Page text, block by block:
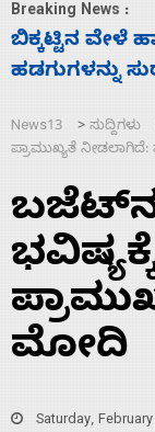
Breaking News :
ನಾಗೇಂದ್ರ
ಬಿಡೆವು:
News13 > ಸುದ್ದಿಗಳು
ಪ್ರಾಮುಖ್ಯತೆ
ಮೋದಿ
Saturday,